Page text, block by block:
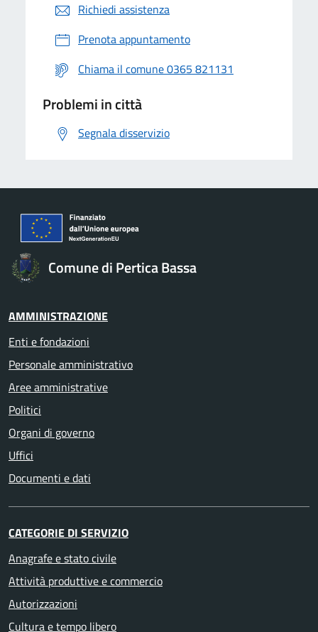
Richiedi assistenza
Prenota appuntamento
Chiama il comune 0365 821131
Problemi in città
Segnala disservizio
Comune di Pertica Bassa
AMMINISTRAZIONE
Enti e fondazioni
Personale amministrativo
Aree amministrative
Politici
Organi di governo
Uffici
Documenti e dati
CATEGORIE DI SERVIZIO
Anagrafe e stato civile
Attività produttive e commercio
Autorizzazioni
Cultura e tempo libero